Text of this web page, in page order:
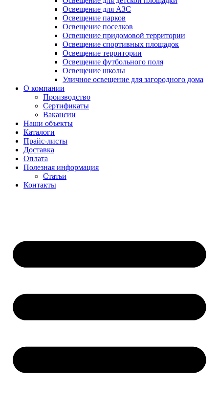
Освещение для АЗС
Освещение парков
Освещение поселков
Освещение придомовой территории
Освещение спортивных площадок
Освещение территории
Освещение футбольного поля
Освещение школы
Уличное освещение для загородного дома
О компании
Производство
Сертификаты
Вакансии
Наши объекты
Каталоги
Прайс-листы
Доставка
Оплата
Полезная информация
Статьи
Контакты